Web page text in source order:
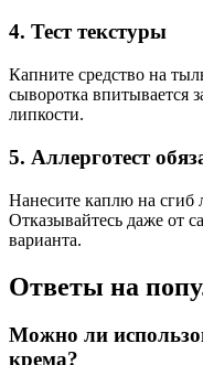
4. Тест текстуры
Капните средство на
сыворотка впитывается
липкости.
5. Аллерготест
Нанесите каплю на сгиб
Отказывайтесь даже от
варианта.
Ответы на
Можно ли
крема?